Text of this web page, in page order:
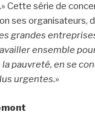
.» Cette série de
ses organisateurs,
grandes
ensemble
pauvreté, en se
urgentes.»